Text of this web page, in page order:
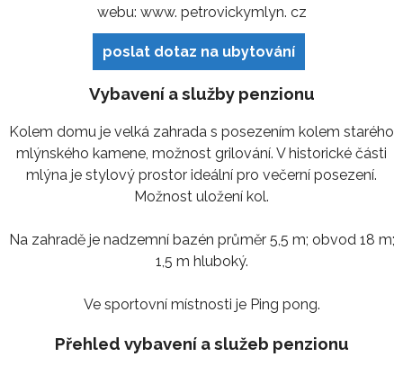
webu: www. petrovickymlyn. cz
poslat dotaz na ubytování
Vybavení a služby penzionu
Kolem domu je velká zahrada s posezením kolem starého
mlýnského kamene, možnost grilování. V historické části
mlýna je stylový prostor ideální pro večerní posezení.
Možnost uložení kol.
Na zahradě je nadzemní bazén průměr 5,5 m; obvod 18 m;
1,5 m hluboký.
Ve sportovní místnosti je Ping pong.
Přehled vybavení a služeb penzionu